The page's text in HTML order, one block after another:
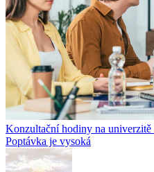
Konzultační hodiny na
Poptávka je vysoká